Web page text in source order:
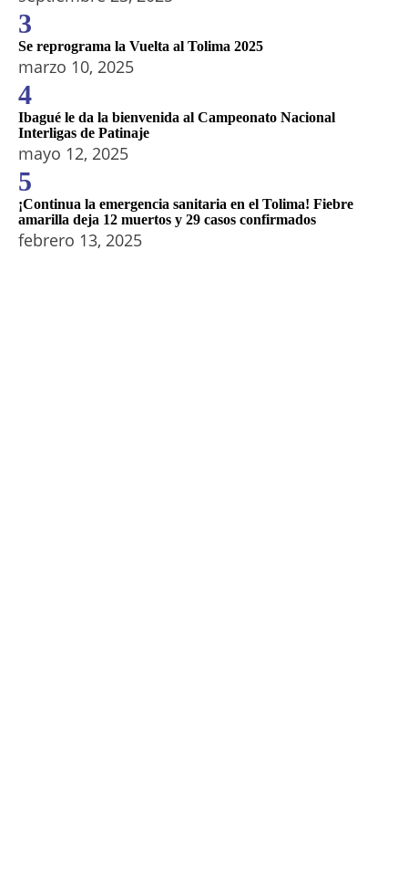
3
Se reprograma la Vuelta al Tolima 2025
marzo 10, 2025
4
Ibagué le da la bienvenida al Campeonato Nacional
Interligas de Patinaje
mayo 12, 2025
5
¡Continua la emergencia sanitaria en el Tolima! Fiebre
amarilla deja 12 muertos y 29 casos confirmados
febrero 13, 2025